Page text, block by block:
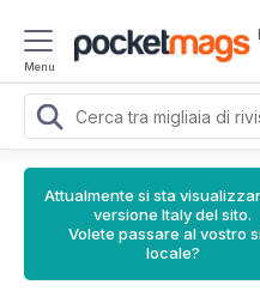
Menu
Attualmente si sta
versione Italy del sito.
Volete passare al vostro
locale?